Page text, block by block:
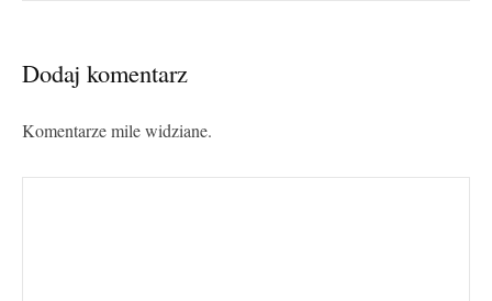
Dodaj komentarz
Komentarze mile widziane.